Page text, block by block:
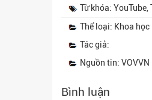
Từ khóa:
Thể loại: Khoa học
Tác giả:
Nguồn tin: VOVVN
Bình luận